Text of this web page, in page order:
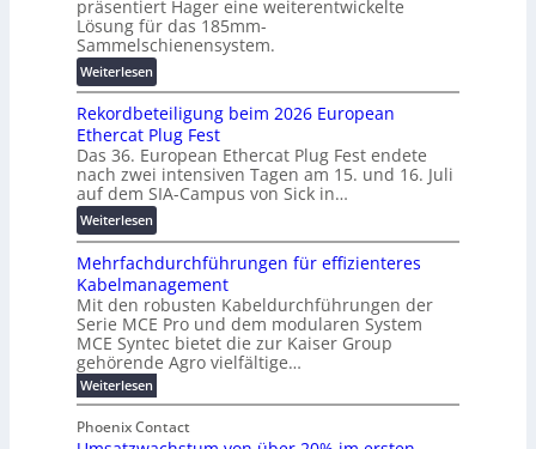
T
r
a
n
s
p
a
r
e
n
z
F
o
r
s
h
u
n
g
s
f
r
d
e
r
u
n
g
b
a
-
X
2
0
2
7
w
i
r
d
z
u
m
E
n
e
r
g
präsentiert Hager eine weiterentwickelte
Lösung für das 185mm-
Sammelschienensystem.
Weiterlesen:
W
e
i
t
e
r
e
n
t
w
i
c
k
e
l
e
Rekordbeteiligung beim 2026 European
Ethercat Plug Fest
Das 36. European Ethercat Plug Fest endete
nach zwei intensiven Tagen am 15. und 16. Juli
auf dem SIA-Campus von Sick in…
Weiterlesen:
R
e
k
o
r
d
b
e
e
Mehrfachdurchführungen für effizienteres
Kabelmanagement
Mit den robusten Kabeldurchführungen der
Serie MCE Pro und dem modularen System
MCE Syntec bietet die zur Kaiser Group
gehörende Agro vielfältige…
Weiterlesen:
M
h
Phoenix Contact